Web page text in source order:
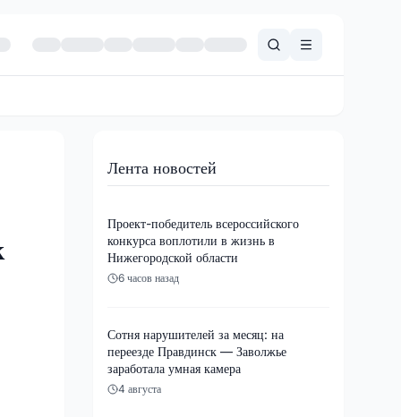
Лента новостей
Проект-победитель всероссийского
конкурса воплотили в жизнь в
Нижегородской области
6 часов назад
Сотня нарушителей за месяц: на
переезде Правдинск — Заволжье
заработала умная камера
4 августа